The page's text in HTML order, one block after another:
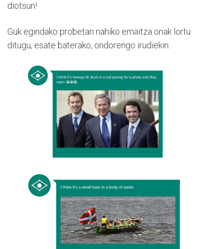
diotsun!
Guk egindako probetan nahiko emaitza onak lortu
ditugu, esate baterako, ondorengo irudiekin.